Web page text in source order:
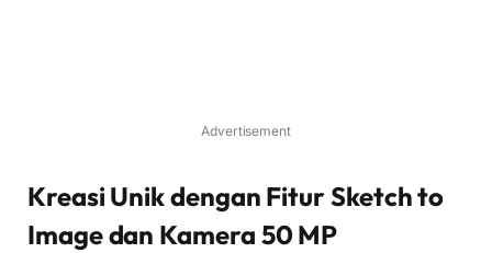
Advertisement
Kreasi Unik dengan Fitur Sketch to
Image dan Kamera 50 MP